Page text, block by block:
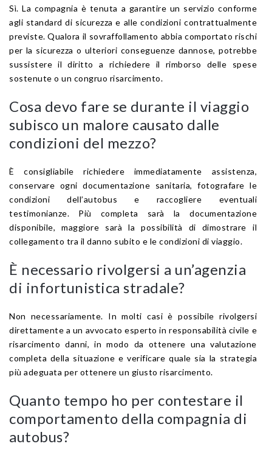
Sì. La compagnia è tenuta a garantire un servizio conforme
agli standard di sicurezza e alle condizioni contrattualmente
previste. Qualora il sovraffollamento abbia comportato rischi
per la sicurezza o ulteriori conseguenze dannose, potrebbe
sussistere il diritto a richiedere il rimborso delle spese
sostenute o un congruo risarcimento.
Cosa devo fare se durante il viaggio
subisco un malore causato dalle
condizioni del mezzo?
È consigliabile richiedere immediatamente assistenza,
conservare ogni documentazione sanitaria, fotografare le
condizioni dell’autobus e raccogliere eventuali
testimonianze. Più completa sarà la documentazione
disponibile, maggiore sarà la possibilità di dimostrare il
collegamento tra il danno subito e le condizioni di viaggio.
È necessario rivolgersi a un’agenzia
di infortunistica stradale?
Non necessariamente. In molti casi è possibile rivolgersi
direttamente a un avvocato esperto in responsabilità civile e
risarcimento danni, in modo da ottenere una valutazione
completa della situazione e verificare quale sia la strategia
più adeguata per ottenere un giusto risarcimento.
Quanto tempo ho per contestare il
comportamento della compagnia di
autobus?